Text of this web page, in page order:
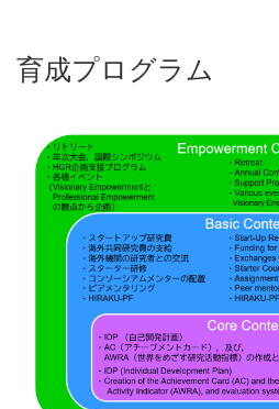
育成プログラム